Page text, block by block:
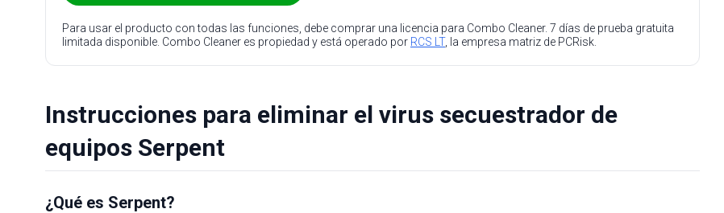
Para usar el producto con todas las funciones, debe comprar una licencia para Combo Cleaner. 7 días de prueba gratuita
limitada disponible. Combo Cleaner es propiedad y está operado por RCS LT, la empresa matriz de PCRisk.
Instrucciones para eliminar el virus secuestrador de
equipos Serpent
¿Qué es Serpent?